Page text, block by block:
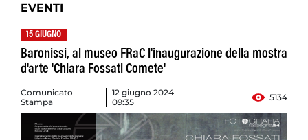
EVENTI
15 GIUGNO
Baronissi, al museo FRaC l'inaugurazione della mostra
d'arte 'Chiara Fossati Comete'
Comunicato
Stampa
12 giugno 2024
09:35
5134